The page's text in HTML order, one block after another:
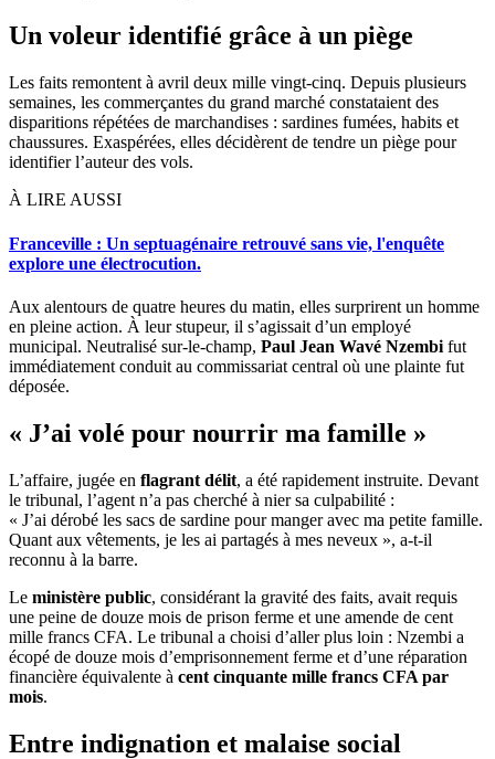
Un voleur identifié grâce à un piège
Les faits remontent à avril deux mille vingt-cinq. Depuis plusieurs
semaines, les commerçantes du grand marché constataient des
disparitions répétées de marchandises : sardines fumées, habits et
chaussures. Exaspérées, elles décidèrent de tendre un piège pour
identifier l’auteur des vols.
À LIRE AUSSI
Franceville : Un septuagénaire retrouvé sans vie, l'enquête
explore une électrocution.
Aux alentours de quatre heures du matin, elles surprirent un homme
en pleine action. À leur stupeur, il s’agissait d’un employé
municipal. Neutralisé sur-le-champ, Paul Jean Wavé Nzembi fut
immédiatement conduit au commissariat central où une plainte fut
déposée.
« J’ai volé pour nourrir ma famille »
L’affaire, jugée en flagrant délit, a été rapidement instruite. Devant
le tribunal, l’agent n’a pas cherché à nier sa culpabilité :
« J’ai dérobé les sacs de sardine pour manger avec ma petite famille.
Quant aux vêtements, je les ai partagés à mes neveux », a-t-il
reconnu à la barre.
Le ministère public, considérant la gravité des faits, avait requis
une peine de douze mois de prison ferme et une amende de cent
mille francs CFA. Le tribunal a choisi d’aller plus loin : Nzembi a
écopé de douze mois d’emprisonnement ferme et d’une réparation
financière équivalente à cent cinquante mille francs CFA par
mois.
Entre indignation et malaise social